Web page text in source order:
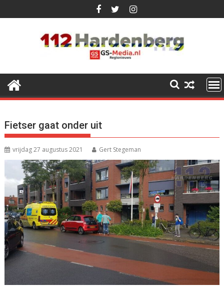
naar
Fietser gaat onder uit
vrijdag 27 augustus 2021 Gert Stegeman